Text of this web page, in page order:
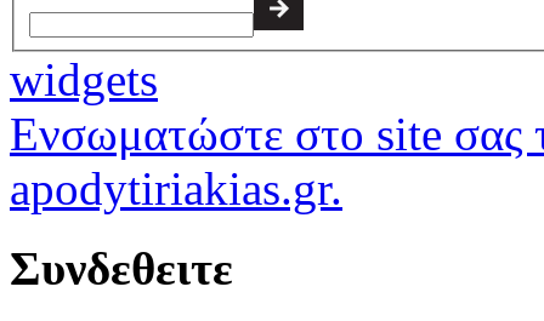
widgets
Ενσωματώστε στο site σας
apodytiriakias.gr.
Συνδεθειτε